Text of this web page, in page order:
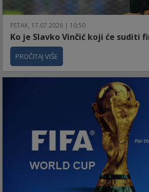
PETAK, 17.07.2026 | 10:50
Ko je Slavko Vinčić koji će suditi
PROČITAJ VIŠE